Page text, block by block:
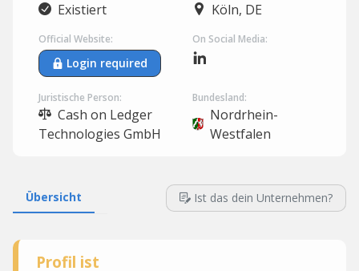
Existiert Köln, DE
Official Website:
Login required
On Social Media:
Juristische Person:
Cash on Ledger
Technologies GmbH
Bundesland:
Nordrhein-
Westfalen
Übersicht Ist das dein Unternehmen?
Profil ist